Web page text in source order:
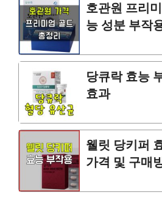
호관원 프리
능 성분 부작
당큐락 효능
효과
웰릿 당키퍼
가격 및 구매